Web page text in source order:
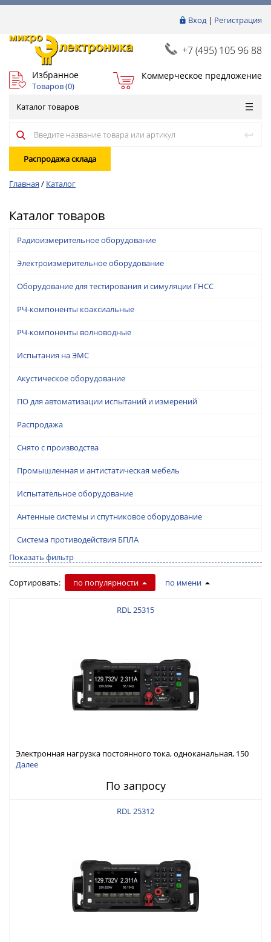
Вход| Регистрация
+7 (495) 105 96 88
Избранное
Товаров (0)
Коммерческое предложение
Каталог товаров
Распродажа склада
Главная / Каталог
Каталог товаров
Радиоизмерительное оборудование
Электроизмерительное оборудование
Оборудование для тестирования и симуляции ГНСС
РЧ-компоненты коаксиальные
РЧ-компоненты волноводные
Испытания на ЭМС
Акустическое оборудование
ПО для автоматизации испытаний и измерений
Распродажа
Снято с производства
Промышленная и антистатическая мебель
Испытательное оборудование
Антенные системы и спутниковое оборудование
Система противодействия БПЛА
Показать фильтр
Сортировать: по популярности по имени
RDL 25315
Электронная нагрузка постоянного тока, одноканальная, 150
В, 30 А, 300 Вт
Далее
По запросу
RDL 25312